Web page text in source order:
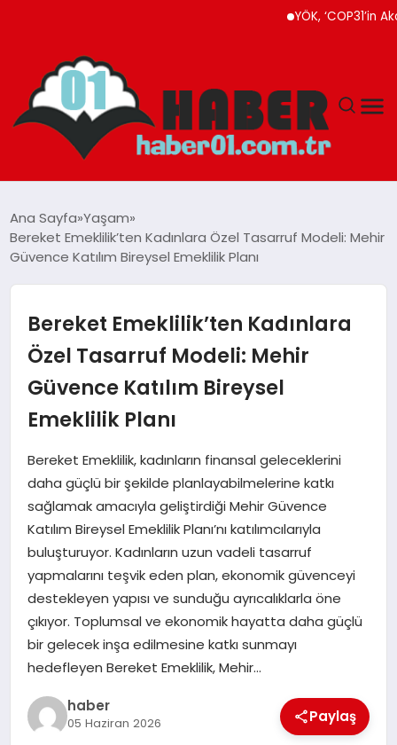
YÖK, ‘COP31’in
ADANA
GÜNDEM
MAGAZIN
TEKNOLOJI
Ana Sayfa Yaşam
Bereket Emeklilik’ten Kadınlara Özel Tasarruf Modeli: Mehir
Güvence Katılım Bireysel Emeklilik Planı
Bereket Emeklilik’ten Kadınlara
Özel Tasarruf Modeli: Mehir
Güvence Katılım Bireysel
Emeklilik Planı
Bereket Emeklilik, kadınların finansal geleceklerini
daha güçlü bir şekilde planlayabilmelerine katkı
sağlamak amacıyla geliştirdiği Mehir Güvence
Katılım Bireysel Emeklilik Planı’nı katılımcılarıyla
buluşturuyor. Kadınların uzun vadeli tasarruf
yapmalarını teşvik eden plan, ekonomik güvenceyi
destekleyen yapısı ve sunduğu ayrıcalıklarla öne
çıkıyor. Toplumsal ve ekonomik hayatta daha güçlü
bir gelecek inşa edilmesine katkı sunmayı
hedefleyen Bereket Emeklilik, Mehir…
haber
05 Haziran 2026 Paylaş